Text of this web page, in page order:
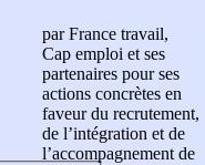
par France travail,
Cap emploi et ses
partenaires pour ses
actions concrètes en
faveur du recrutement,
de l’intégration et de
l’accompagnement de